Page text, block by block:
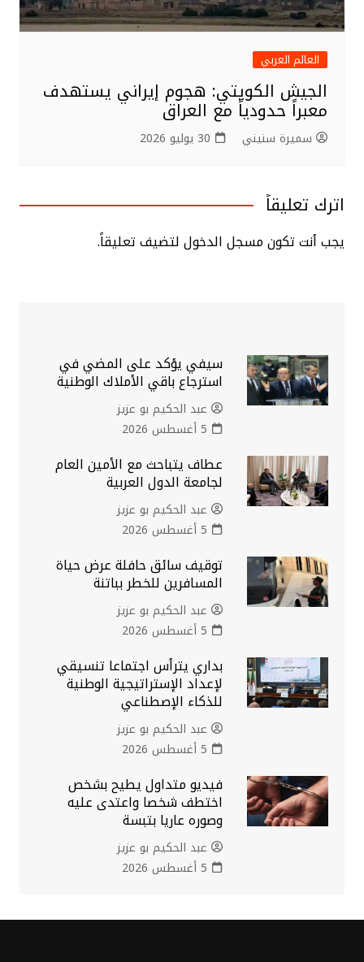
العالم العربي
الجيش الكويتي: هجوم إيراني يستهدف
معبراً حدودياً مع العراق
سميرة سنيني 30 يوليو 2026
اترك تعليقاً
يجب أنت تكونمسجل الدخوللتضيف تعليقاً.
سيفي يؤكد على المضي في
استرجاع باقي الأملاك الوطنية
عبد الحكيم بو عزيز
5 أغسطس 2026
عطاف يتباحث مع الأمين العام
لجامعة الدول العربية
عبد الحكيم بو عزيز
5 أغسطس 2026
توقيف سائق حافلة عرض حياة
المسافرين للخطر بباتنة
عبد الحكيم بو عزيز
5 أغسطس 2026
بداري يترأس اجتماعا تنسيقي
لإعداد الإستراتيجية الوطنية
للذكاء الإصطناعي
عبد الحكيم بو عزيز
5 أغسطس 2026
فيديو متداول يطيح بشخص
اختطف شخصا واعتدى عليه
وصوره عاريا بتبسة
عبد الحكيم بو عزيز
5 أغسطس 2026